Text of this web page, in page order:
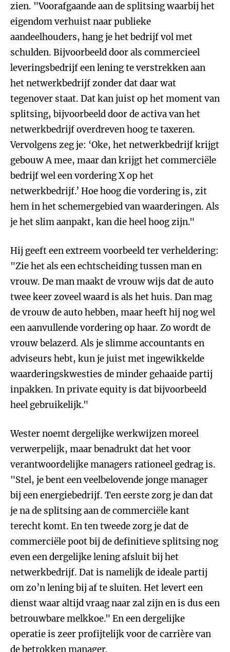
zien. "Voorafgaande aan de splitsing waarbij het
eigendom verhuist naar publieke
aandeelhouders, hang je het bedrijf vol met
schulden. Bijvoorbeeld door als commercieel
leveringsbedrijf een lening te verstrekken aan
het netwerkbedrijf zonder dat daar wat
tegenover staat. Dat kan juist op het moment van
splitsing, bijvoorbeeld door de activa van het
netwerkbedrijf overdreven hoog te taxeren.
Vervolgens zeg je: ‘Oke, het netwerkbedrijf krijgt
gebouw A mee, maar dan krijgt het commerciële
bedrijf wel een vordering X op het
netwerkbedrijf.’ Hoe hoog die vordering is, zit
hem in het schemergebied van waarderingen. Als
je het slim aanpakt, kan die heel hoog zijn."
Hij geeft een extreem voorbeeld ter verheldering:
"Zie het als een echtscheiding tussen man en
vrouw. De man maakt de vrouw wijs dat de auto
twee keer zoveel waard is als het huis. Dan mag
de vrouw de auto hebben, maar heeft hij nog wel
een aanvullende vordering op haar. Zo wordt de
vrouw belazerd. Als je slimme accountants en
adviseurs hebt, kun je juist met ingewikkelde
waarderingskwesties de minder gehaaide partij
inpakken. In private equity is dat bijvoorbeeld
heel gebruikelijk."
Wester noemt dergelijke werkwijzen moreel
verwerpelijk, maar benadrukt dat het voor
verantwoordelijke managers rationeel gedrag is.
"Stel, je bent een veelbelovende jonge manager
bij een energiebedrijf. Ten eerste zorg je dan dat
je na de splitsing aan de commerciële kant
terecht komt. En ten tweede zorg je dat de
commerciële poot bij de definitieve splitsing nog
even een dergelijke lening afsluit bij het
netwerkbedrijf. Dat is namelijk de ideale partij
om zo’n lening bij af te sluiten. Het levert een
dienst waar altijd vraag naar zal zijn en is dus een
betrouwbare melkkoe." En een dergelijke
operatie is zeer profijtelijk voor de carrière van
de betrokken manager.